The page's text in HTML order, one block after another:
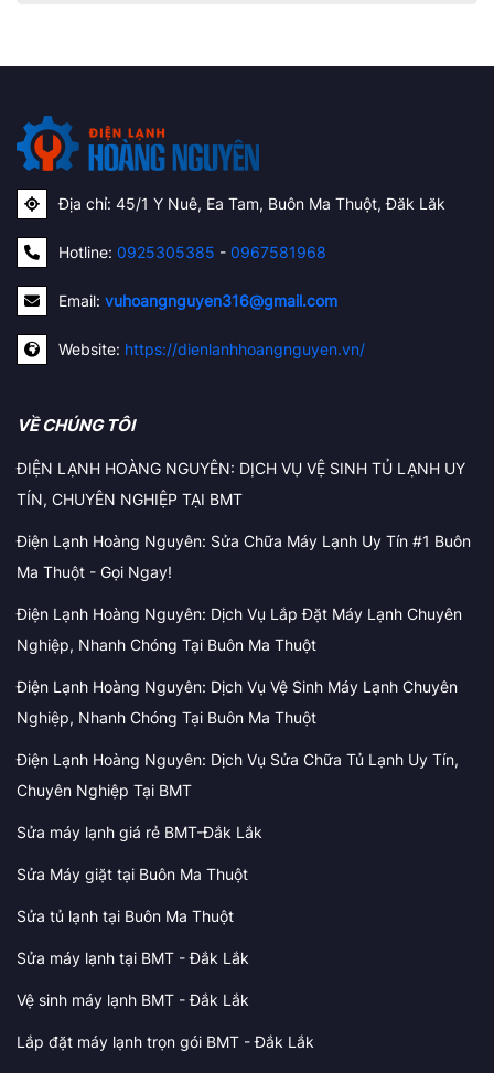
Địa chỉ: 45/1 Y Nuê, Ea Tam, Buôn Ma Thuột, Đăk Lăk
Hotline: 0925305385 - 0967581968
Email: vuhoangnguyen316@gmail.com
Website: https://dienlanhhoangnguyen.vn/
VỀ CHÚNG TÔI
ĐIỆN LẠNH HOÀNG NGUYÊN: DỊCH VỤ VỆ SINH TỦ LẠNH UY
TÍN, CHUYÊN NGHIỆP TẠI BMT
Điện Lạnh Hoàng Nguyên: Sửa Chữa Máy Lạnh Uy Tín #1 Buôn
Ma Thuột - Gọi Ngay!
Điện Lạnh Hoàng Nguyên: Dịch Vụ Lắp Đặt Máy Lạnh Chuyên
Nghiệp, Nhanh Chóng Tại Buôn Ma Thuột
Điện Lạnh Hoàng Nguyên: Dịch Vụ Vệ Sinh Máy Lạnh Chuyên
Nghiệp, Nhanh Chóng Tại Buôn Ma Thuột
Điện Lạnh Hoàng Nguyên: Dịch Vụ Sửa Chữa Tủ Lạnh Uy Tín,
Chuyên Nghiệp Tại BMT
Sửa máy lạnh giá rẻ BMT-Đắk Lắk
Sửa Máy giặt tại Buôn Ma Thuột
Sửa tủ lạnh tại Buôn Ma Thuột
Sửa máy lạnh tại BMT - Đắk Lắk
Vệ sinh máy lạnh BMT - Đắk Lắk
Lắp đặt máy lạnh trọn gói BMT - Đắk Lắk